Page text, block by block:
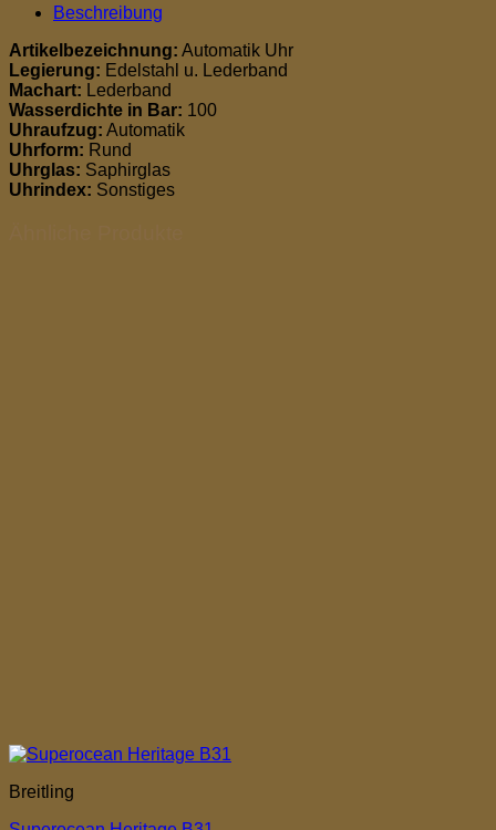
Beschreibung
Artikelbezeichnung: Automatik Uhr
Legierung: Edelstahl u. Lederband
Machart: Lederband
Wasserdichte in Bar: 100
Uhraufzug: Automatik
Uhrform: Rund
Uhrglas: Saphirglas
Uhrindex: Sonstiges
Breitling